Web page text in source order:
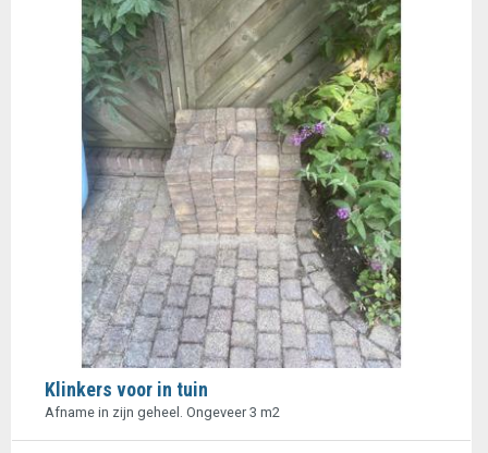
Klinkers voor in tuin
Afname in zijn geheel. Ongeveer 3 m2